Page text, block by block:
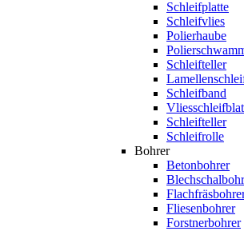
Schleifplatte
Schleifvlies
Polierhaube
Schleifteller
Schleifband
Schleifteller
Schleifrolle
Bohrer
Betonbohrer
Fliesenbohrer
Forstnerbohrer